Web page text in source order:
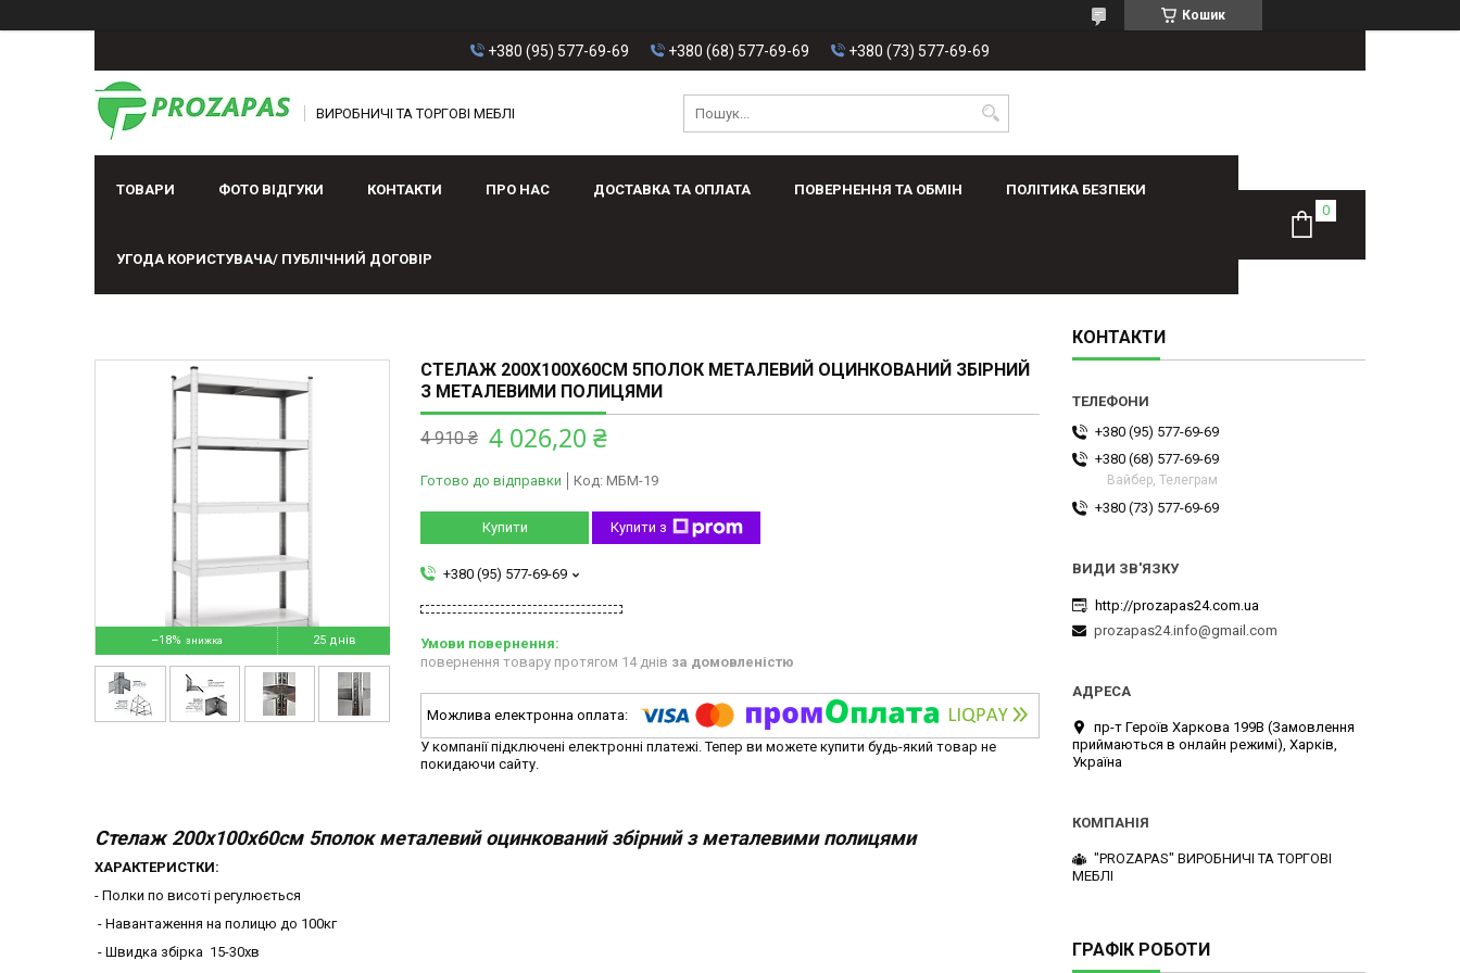
Кошик
+380 (95) 577-69-69 +380 (68) 577-69-69 +380 (73) 577-69-69
ВИРОБНИЧІ ТА ТОРГОВІ МЕБЛІ
ТОВАРИ ФОТО ВІДГУКИ КОНТАКТИ ПРО НАС ДОСТАВКА ТА ОПЛАТА ПОВЕРНЕННЯ ТА ОБМІН ПОЛІТИКА БЕЗПЕКИ
УГОДА КОРИСТУВАЧА/ ПУБЛІЧНИЙ ДОГОВІР
–18% 25 днів
СТЕЛАЖ 200X100X60СМ 5ПОЛОК МЕТАЛЕВИЙ ОЦИНКОВАНИЙ ЗБІРНИЙ
З МЕТАЛЕВИМИ ПОЛИЦЯМИ
4 910 ₴ 4 026,20 ₴
Готово до відправки Код: МБМ-19
Купити Купити з
+380 (95) 577-69-69
повернення товару протягом 14 днів за домовленістю
У компанії підключені електронні платежі. Тепер ви можете купити будь-який товар не
покидаючи сайту.
Стелаж 200x100x60см 5полок металевий оцинкований збірний з металевими полицями
ХАРАКТЕРИСТКИ:
- Полки по висоті регулюється
- Навантаження на полицю до 100кг
- Швидка збірка 15-30хв
КОНТАКТИ
+380 (95) 577-69-69
+380 (68) 577-69-69
Вайбер, Телеграм
+380 (73) 577-69-69
http://prozapas24.com.ua
prozapas24.info@gmail.com
пр-т Героїв Харкова 199B (Замовлення
приймаються в онлайн режимі), Харків,
Україна
"PROZAPAS" ВИРОБНИЧІ ТА ТОРГОВІ
МЕБЛІ
ГРАФІК РОБОТИ